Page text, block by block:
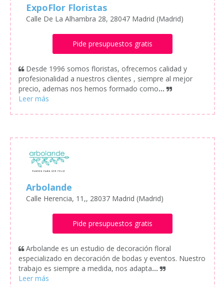
ExpoFlor Floristas
Calle De La Alhambra 28, 28047 Madrid (Madrid)
Pide presupuestos gratis
Desde 1996 somos floristas, ofrecemos calidad y
profesionalidad a nuestros clientes , siempre al mejor
precio, ademas nos hemos formado como...
Arbolande
Calle Herencia, 11,, 28037 Madrid (Madrid)
Pide presupuestos gratis
Arbolande es un estudio de decoración floral
especializado en decoración de bodas y eventos. Nuestro
trabajo es siempre a medida, nos adapta...